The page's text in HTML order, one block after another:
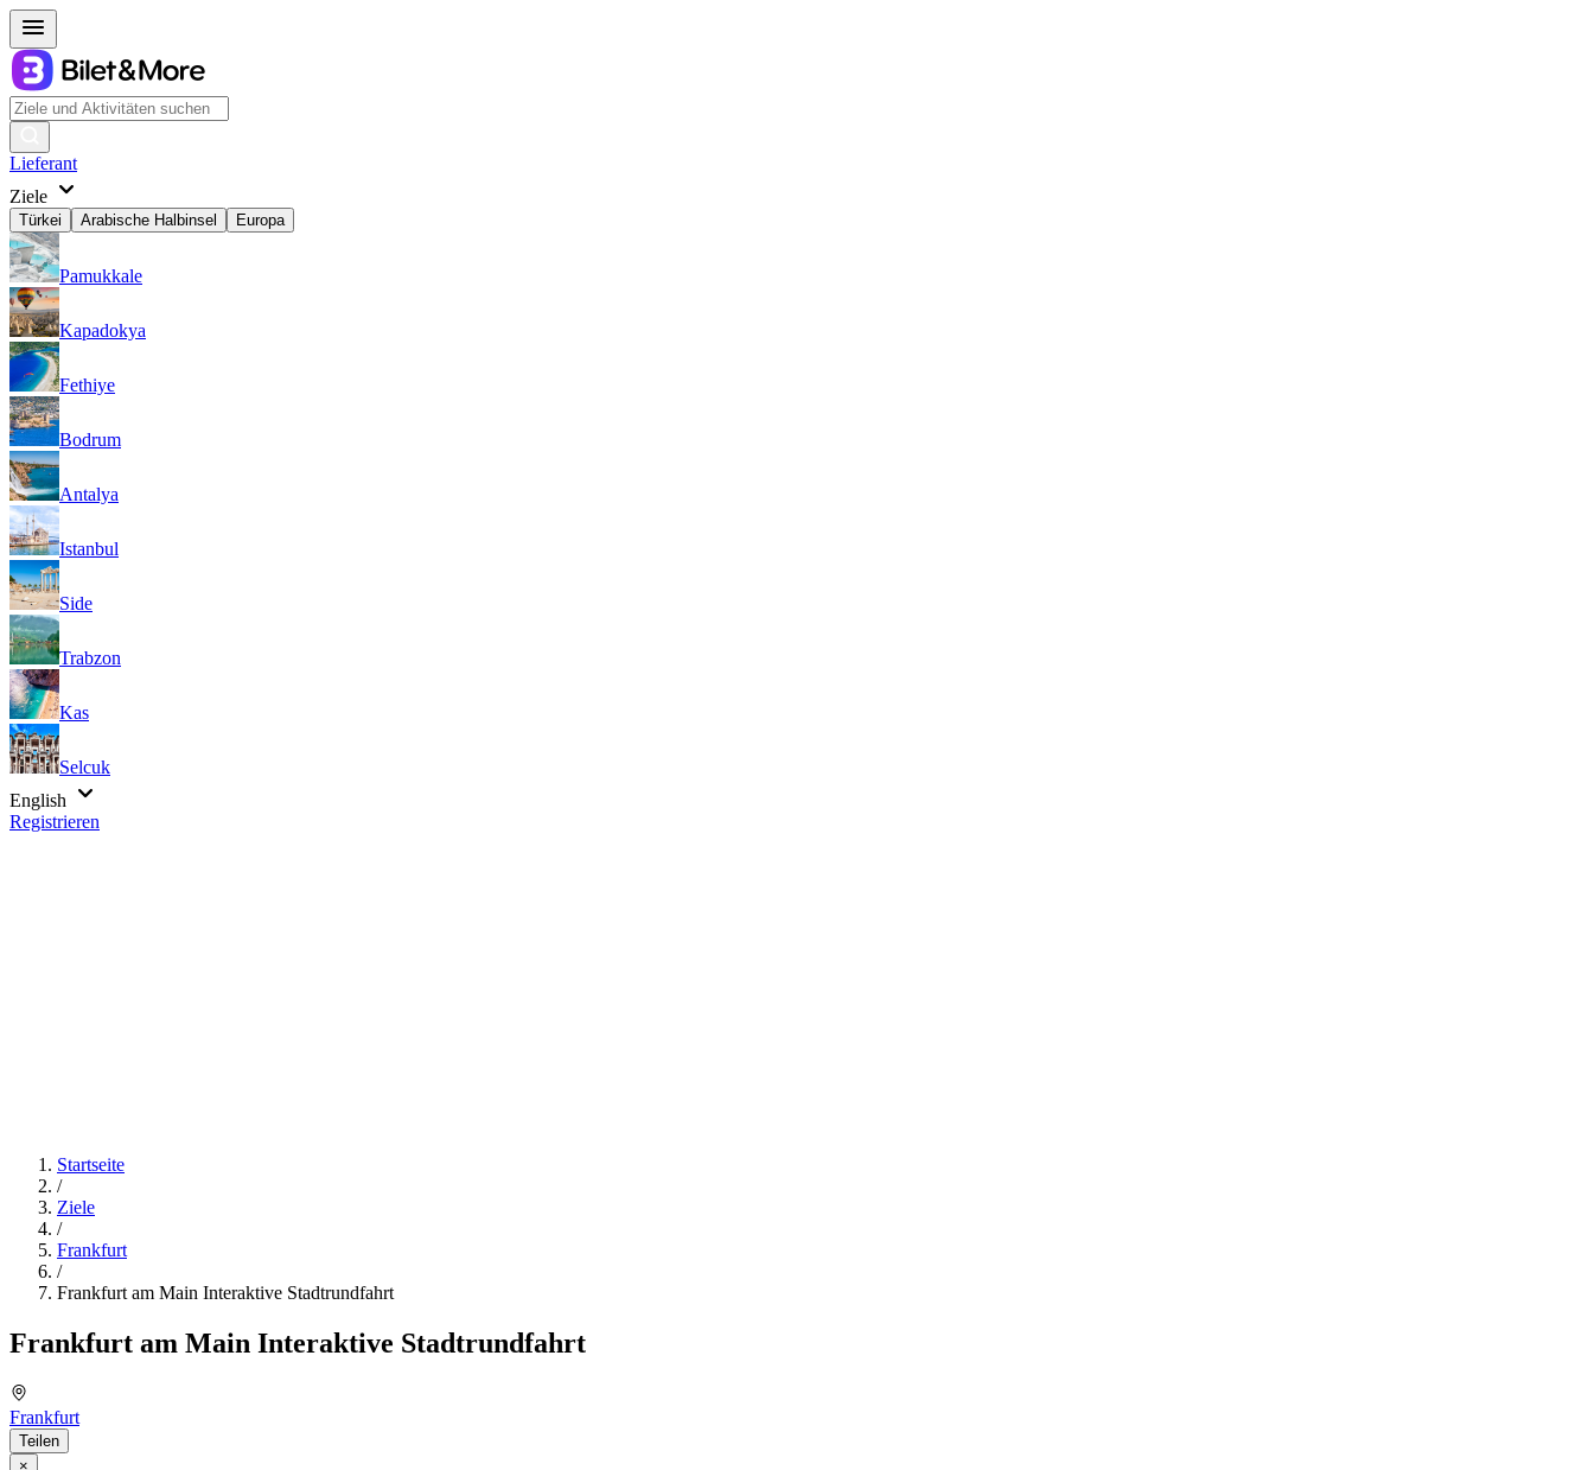
Lieferant
Ziele
Türkei Arabische Halbinsel Europa
Pamukkale
Kapadokya
Fethiye
Bodrum
Antalya
Istanbul
Side
Trabzon
Kas
Selcuk
English
Registrieren
Startseite
/
Ziele
/
Frankfurt
/
Frankfurt am Main Interaktive Stadtrundfahrt
Frankfurt am Main Interaktive Stadtrundfahrt
Frankfurt
Teilen
×